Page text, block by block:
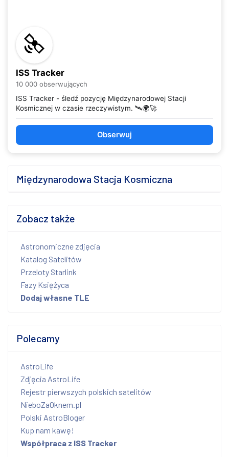
ISS Tracker
10 000 obserwujących
ISS Tracker - śledź pozycję Międzynarodowej Stacji
Kosmicznej w czasie rzeczywistym. 🛰️🌍🚀
Obserwuj
Międzynarodowa Stacja Kosmiczna
Zobacz także
Astronomiczne zdjęcia
Katalog Satelitów
Przeloty Starlink
Fazy Księżyca
Dodaj własne TLE
Polecamy
AstroLife
Zdjęcia AstroLife
Rejestr pierwszych polskich satelitów
NieboZaOknem.pl
Polski AstroBloger
Kup nam kawę!
Współpraca z ISS Tracker